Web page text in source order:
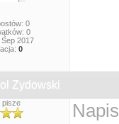
0
0
Sep 2017
0
Zydowski
pisze